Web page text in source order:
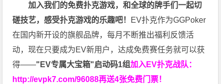
加入我们的免费扑克游戏，和全球的牌手们一起切
磋技艺，感受扑克游戏的乐趣吧！ EV扑克作为GGPoker
在国内新开设的旗舰品牌，每月不断推出福利反馈活
动，现在只要成为EV新用户，达成免费赛任务就可以获
得——"EV专属大宝箱"启动码1组加入EV扑克战队：
http://evpk7.com/96088再送4张免费门票！